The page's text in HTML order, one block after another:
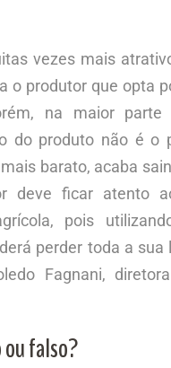
vezes mais
o produtor que opta
na maior
do produto não é o
barato, acaba
deve ficar atento
pois
perder toda a sua
Fagnani,
falso?